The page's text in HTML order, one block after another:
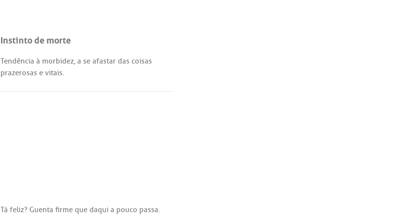
Instinto de morte
Tendência à morbidez, a se afastar das coisas
prazerosas e vitais.
Tá feliz? Guenta firme que daqui a pouco passa.